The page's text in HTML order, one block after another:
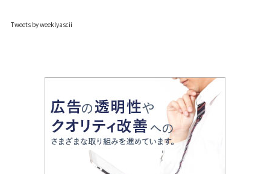
Tweets by weeklyascii